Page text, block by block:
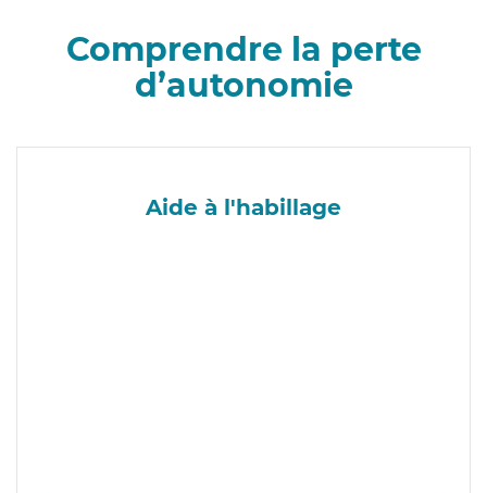
Comprendre la perte
d’autonomie
Aide à l'habillage